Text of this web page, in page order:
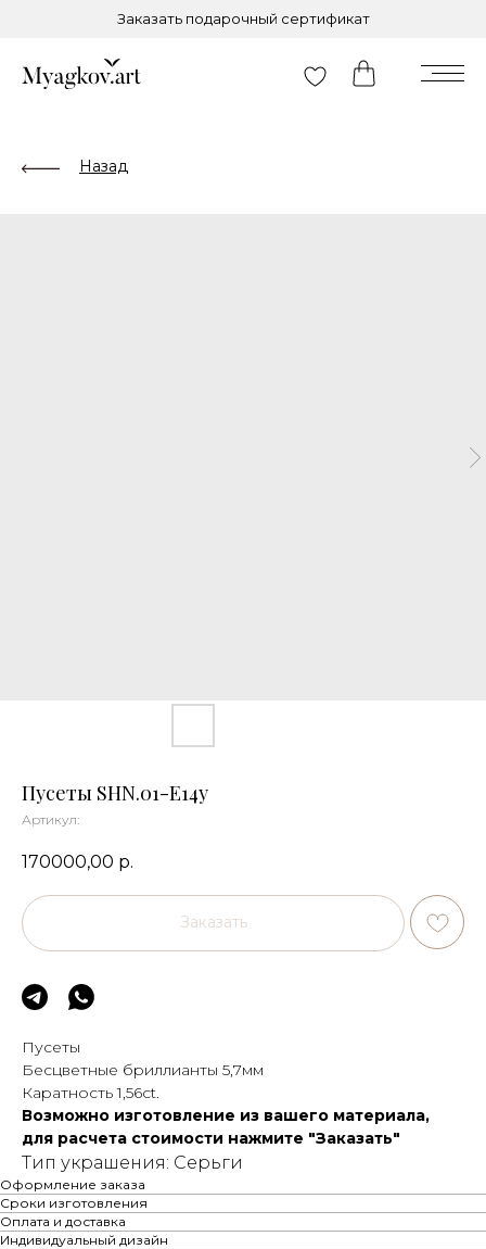
Заказать подарочный сертификат
Назад
Пусеты SHN.01-E14y
Артикул:
170000,00 р.
Заказать
Пусеты
Бесцветные бриллианты 5,7мм
Каратность 1,56сt.
Возможно изготовление из вашего материала,
для расчета стоимости нажмите "Заказать"
Тип украшения: Серьги
Оформление заказа
Сроки изготовления
Оплата и доставка
Индивидуальный дизайн